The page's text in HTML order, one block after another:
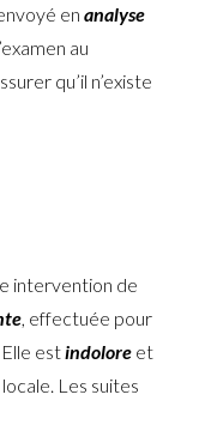
enanalyse
au
qu’il n’existe
intervention de
, effectuée pour
Elle estindolore et
Les suites